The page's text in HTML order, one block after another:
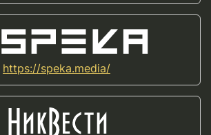
https://speka.media/